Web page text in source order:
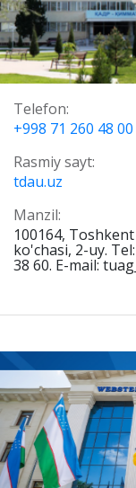
Telefon:
+998 71 260 48 00
Rasmiy sayt:
tdau.uz
Manzil:
100164,
ko'chasi, 2-uy.
38 60. E-mail: